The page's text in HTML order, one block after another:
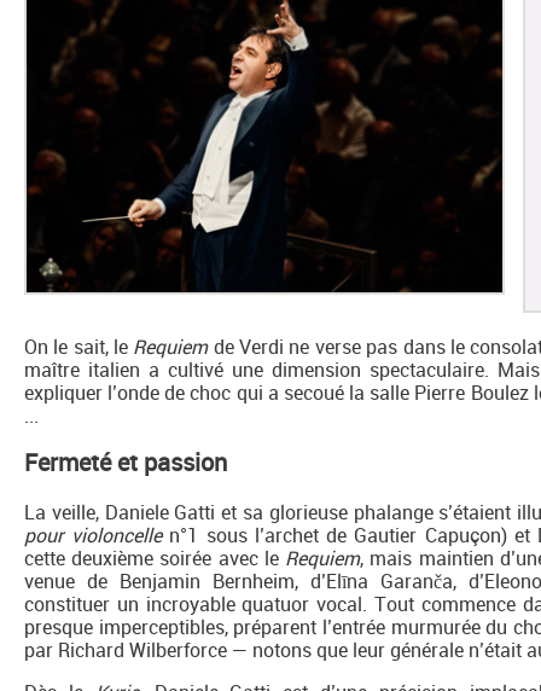
On le sait, le Requiemde Verdi ne verse pas dans le
maître italien a cultivé une dimension spectaculaire.
expliquer l’onde de choc qui a secoué la salle Pierre
...
Fermeté et passion
La veille, Daniele Gatti et sa glorieuse phalange s’étaient
pour violoncellen°1 sous l’archet de Gautier Capuçon)
cette deuxième soirée avec le Requiem, mais maintien
venue de Benjamin Bernheim, d’Elīna Garanča,
constituer un incroyable quatuor vocal. Tout commence
presque imperceptibles, préparent l’entrée murmurée du
par Richard Wilberforce — notons que leur générale n’était